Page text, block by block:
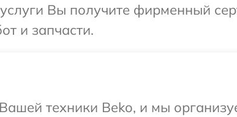
Вы получите фирменный
и запчасти.
техники Beko, и мы